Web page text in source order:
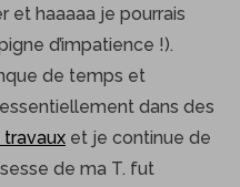
et haaaaa je pourrais
d’impatience !).
de temps et
dans des
travauxet je continue de
de ma T. fut